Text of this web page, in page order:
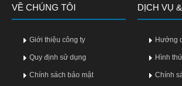
VỀ CHÚNG TÔI
Giới thiệu công ty
Quy định sử dụng
Chính sách bảo mật
DỊCH VỤ
Hướng
Hình
Chính